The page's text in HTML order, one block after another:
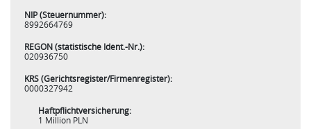
NIP (Steuernummer):
8992664769
REGON (statistische Ident.-Nr.):
020936750
KRS (Gerichtsregister/Firmenregister):
0000327942
Haftpflichtversicherung:
1 Million PLN